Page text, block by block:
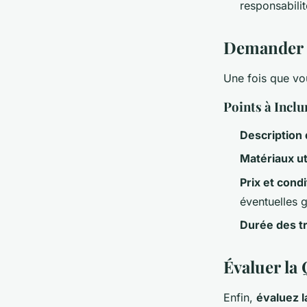
Une fois que
Points à
Description
Matériaux
Prix et
éventuelles
Durée des
Évaluer la
Enfin, évaluez